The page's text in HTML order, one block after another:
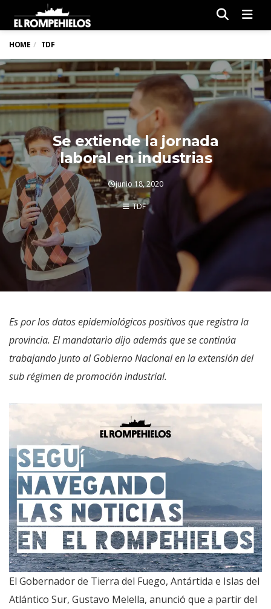
HOME TDF
Se extiende la jornada
laboral en industrias
junio 18, 2020
TDF
Es por los datos epidemiológicos positivos que registra la
provincia. El mandatario dijo además que se continúa
trabajando junto al Gobierno Nacional en la extensión del
sub régimen de promoción industrial.
El Gobernador de Tierra del Fuego, Antártida e Islas del
Atlántico Sur, Gustavo Melella, anunció que a partir del